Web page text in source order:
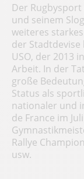
Der
und seinem
weiteres
der
USO, der 2013
Arbeit. In der
große
Status als
nationaler und
de France im
Rallye
usw.